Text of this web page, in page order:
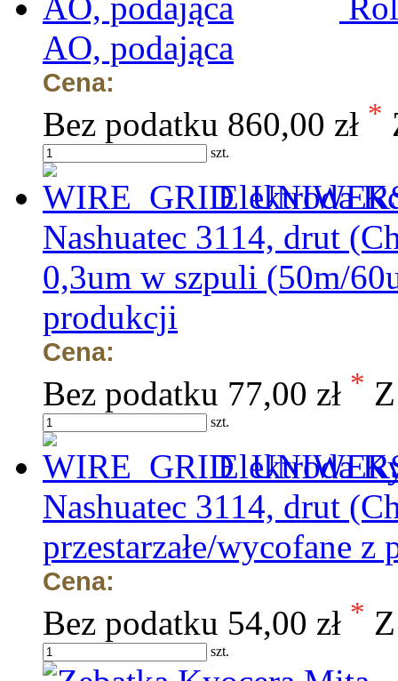
AO, podająca
Cena:
Bez podatku 860,00 zł *
szt.
Elektroda
Nashuatec 3114, drut
0,3um w szpuli (50m/
produkcji
Cena:
Bez podatku 77,00 zł *
szt.
Elektroda
Nashuatec 3114, drut
przestarzałe/wycofane z
Cena:
Bez podatku 54,00 zł *
szt.